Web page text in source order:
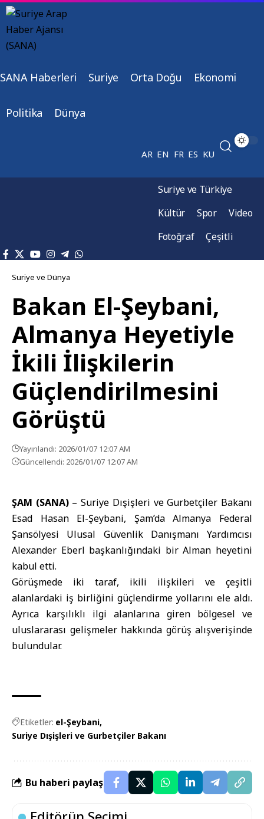
SANA Haberleri Suriye Orta Doğu Ekonomi
Politika Dünya
AR EN FR ES KU
Suriye ve Türkiye
Kültür
Spor
Video
Fotoğraf
Çeşitli
Suriye ve Dünya
Bakan El-Şeybani,
Almanya Heyetiyle
İkili İlişkilerin
Güçlendirilmesini
Görüştü
Yayınlandı: 2026/01/07 12:07 AM
Güncellendi: 2026/01/07 12:07 AM
ŞAM (SANA) –Suriye Dışişleri ve Gurbetçiler Bakanı
Esad Hasan El-Şeybani, Şam’da Almanya Federal
Şansölyesi Ulusal Güvenlik Danışmanı Yardımcısı
Alexander Eberl başkanlığındaki bir Alman heyetini
kabul etti.
Görüşmede iki taraf, ikili ilişkileri ve çeşitli
alanlardaki iş birliğini güçlendirme yollarını ele aldı.
Ayrıca karşılıklı ilgi alanlarına giren bölgesel ve
uluslararası gelişmeler hakkında görüş alışverişinde
bulundular.
Etiketler: el-Şeybani
Suriye Dışişleri ve Gurbetçiler Bakanı
Bu haberi paylaş